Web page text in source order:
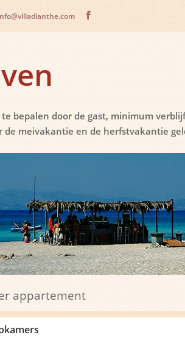
te bepalen door de gast, minimum
de meivakantie en de herfstvakantie
appartement